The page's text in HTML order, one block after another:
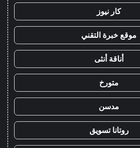
كار نيوز
موقع خبرة التقني
أناقة أنثى
متورخ
مدسن
روتانا تسويق